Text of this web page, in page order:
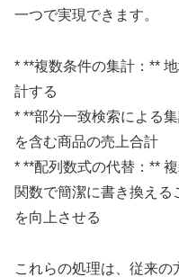
一つで実現できます。
* **複数条件の集計：**
計する
* **部分一致検索による
を含む商品の売上合計
* **配列数式の代替：**
関数で簡潔に書き換える
を向上させる
これらの処理は、従来